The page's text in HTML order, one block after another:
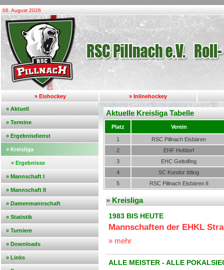
06. August 2026
» Eishockey » Inlinehockey
» Aktuell
» Termine
» Ergebnisdienst
» Kreisliga
» Ergebnisse
» Mannschaft I
» Mannschaft II
» Damenmannschaft
» Statistik
» Turniere
» Downloads
» Links
Aktuelle Kreisliga Tabelle
Platz Verein
1
RSC Pillnach Eisbären
2
EHF Hofdorf
3
EHC Geltolfing
4
SC Kondor Ittling
5
RSC Pillnach Eisbären II
» Kreisliga
1983 BIS HEUTE
Mannschaften der EHKL
» mehr
ALLE MEISTER - ALLE